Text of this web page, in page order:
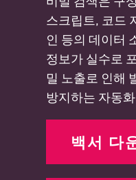
스크립트, 코드
인 등의 데이터
정보가 실수로
밀 노출로 인해
방지하는 자동
백서 다